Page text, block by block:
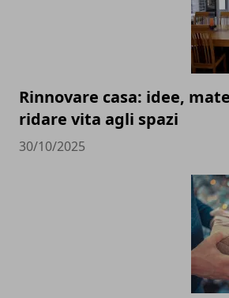
Rinnovare casa: idee,
ridare vita agli spazi
30/10/2025